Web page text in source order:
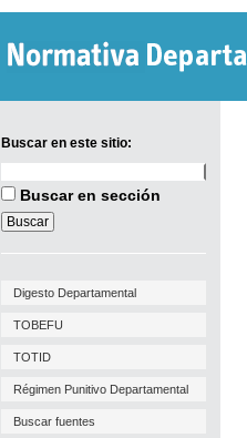
Buscar en este sitio:
en
sitio:
Buscar en sección
Digesto Departamental
TOBEFU
TOTID
Régimen Punitivo Departamental
Buscar fuentes
Se reglamenta procedimiento